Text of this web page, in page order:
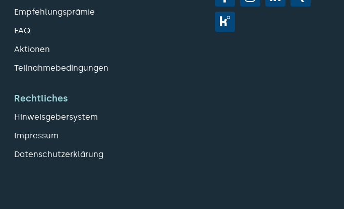
Empfehlungsprämie
FAQ
Aktionen
Teilnahmebedingungen
Rechtliches
Hinweisgebersystem
Impressum
Datenschutzerklärung